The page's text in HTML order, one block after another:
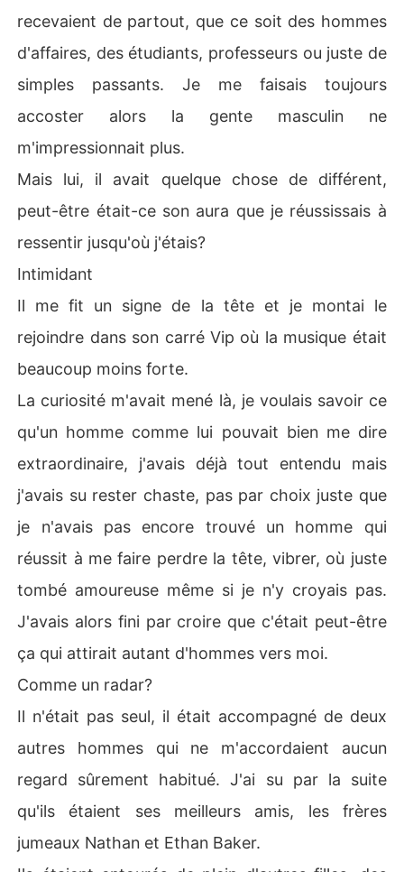
recevaient de partout, que ce soit des hommes
d'affaires, des étudiants, professeurs ou juste de
simples passants. Je me faisais toujours
accoster alors la gente masculin ne
m'impressionnait plus.
Mais lui, il avait quelque chose de différent,
peut-être était-ce son aura que je réussissais à
ressentir jusqu'où j'étais?
Intimidant
Il me fit un signe de la tête et je montai le
rejoindre dans son carré Vip où la musique était
beaucoup moins forte.
La curiosité m'avait mené là, je voulais savoir ce
qu'un homme comme lui pouvait bien me dire
extraordinaire, j'avais déjà tout entendu mais
j'avais su rester chaste, pas par choix juste que
je n'avais pas encore trouvé un homme qui
réussit à me faire perdre la tête, vibrer, où juste
tombé amoureuse même si je n'y croyais pas.
J'avais alors fini par croire que c'était peut-être
ça qui attirait autant d'hommes vers moi.
Comme un radar?
Il n'était pas seul, il était accompagné de deux
autres hommes qui ne m'accordaient aucun
regard sûrement habitué. J'ai su par la suite
qu'ils étaient ses meilleurs amis, les frères
jumeaux Nathan et Ethan Baker.